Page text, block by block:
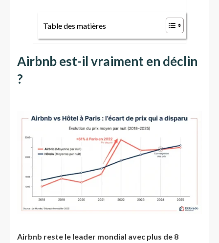
Table des matières
Airbnb est-il vraiment en déclin
?
Airbnb reste le leader mondial avec plus de 8